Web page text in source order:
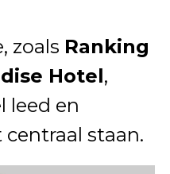
zoals Ranking
Hotel,
leed en
staan.